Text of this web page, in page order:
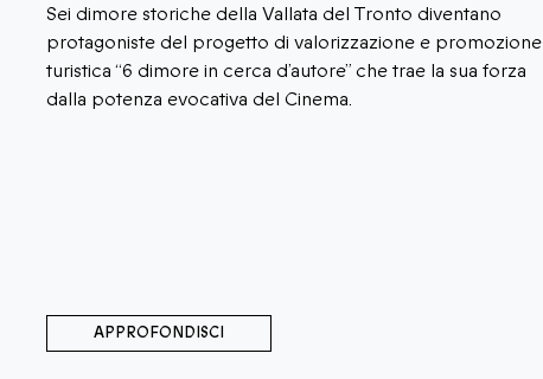
Sei dimore storiche della Vallata del Tronto diventano
protagoniste del progetto di valorizzazione e promozione
turistica “6 dimore in cerca d’autore” che trae la sua forza
dalla potenza evocativa del Cinema.
APPROFONDISCI